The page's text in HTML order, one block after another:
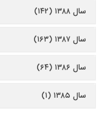
سال ۱۳۸۸ (۱۴۲)
سال ۱۳۸۷ (۱۶۳)
سال ۱۳۸۶ (۶۴)
سال ۱۳۸۵ (۱)